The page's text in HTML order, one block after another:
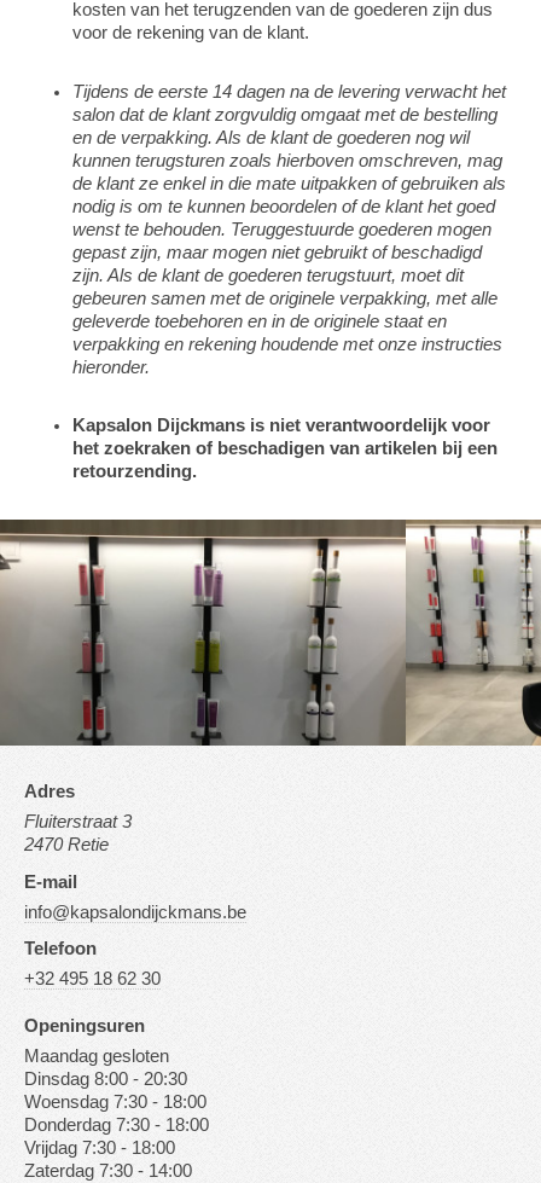
kosten van het terugzenden van de goederen zijn dus
voor de rekening van de klant.
Tijdens de eerste 14 dagen na de levering verwacht het
salon dat de klant zorgvuldig omgaat met de bestelling
en de verpakking. Als de klant de goederen nog wil
kunnen terugsturen zoals hierboven omschreven, mag
de klant ze enkel in die mate uitpakken of gebruiken als
nodig is om te kunnen beoordelen of de klant het goed
wenst te behouden. Teruggestuurde goederen mogen
gepast zijn, maar mogen niet gebruikt of beschadigd
zijn. Als de klant de goederen terugstuurt, moet dit
gebeuren samen met de originele verpakking, met alle
geleverde toebehoren en in de originele staat en
verpakking en rekening houdende met onze instructies
hieronder.
Kapsalon Dijckmans is niet verantwoordelijk voor
het zoekraken of beschadigen van artikelen bij een
retourzending.
Adres
Fluiterstraat 3
2470 Retie
E-mail
info@kapsalondijckmans.be
Telefoon
+32 495 18 62 30
Openingsuren
Maandag gesloten
Dinsdag 8:00 - 20:30
Woensdag 7:30 - 18:00
Donderdag 7:30 - 18:00
Vrijdag 7:30 - 18:00
Zaterdag 7:30 - 14:00